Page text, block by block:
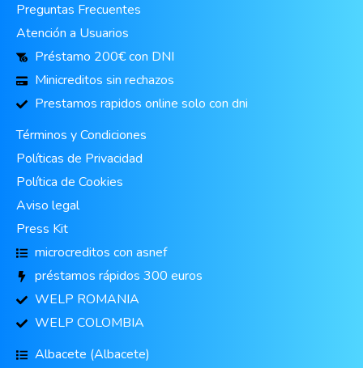
Preguntas Frecuentes
Atención a Usuarios
Préstamo 200€ con DNI
Minicreditos sin rechazos
Prestamos rapidos online solo con dni
Términos y Condiciones
Políticas de Privacidad
Política de Cookies
Aviso legal
Press Kit
microcreditos con asnef
préstamos rápidos 300 euros
WELP ROMANIA
WELP COLOMBIA
Albacete (Albacete)